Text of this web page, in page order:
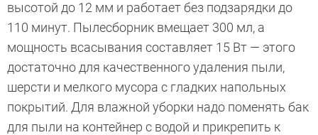
высотой до 12 мм и работает без подзарядки до
110 минут. Пылесборник вмещает 300 мл, а
мощность всасывания составляет 15 Вт — этого
достаточно для качественного удаления пыли,
шерсти и мелкого мусора с гладких напольных
покрытий. Для влажной уборки надо поменять бак
для пыли на контейнер с водой и прикрепить к